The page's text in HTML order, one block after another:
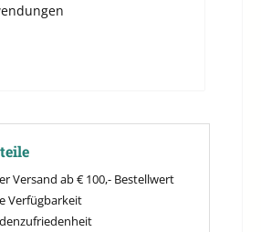
Versand ab € 100,- Bestellwert
Verfügbarkeit